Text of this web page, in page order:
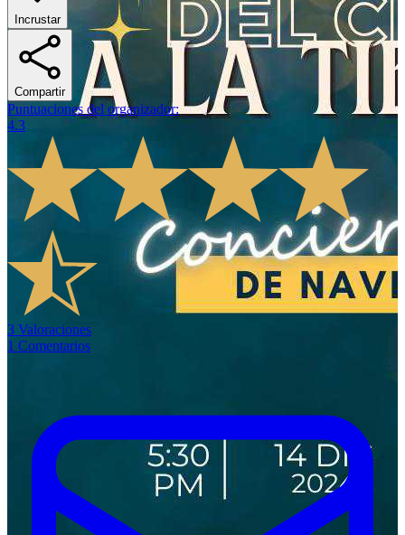
Incrustar
Compartir
Puntuaciones del organizador:
4.3
3 Valoraciones
1 Comentarios